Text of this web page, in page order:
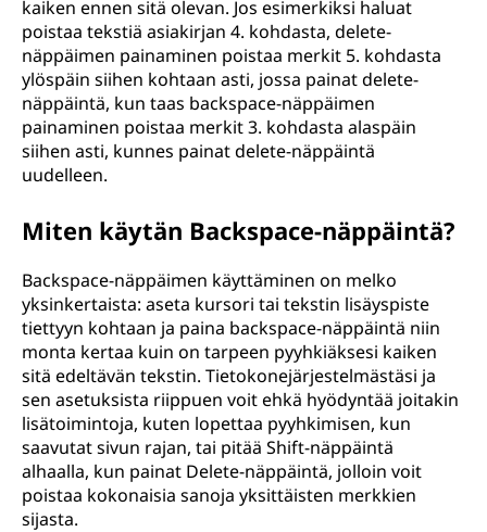
kaiken ennen sitä olevan. Jos esimerkiksi haluat
poistaa tekstiä asiakirjan 4. kohdasta, delete-
näppäimen painaminen poistaa merkit 5. kohdasta
ylöspäin siihen kohtaan asti, jossa painat delete-
näppäintä, kun taas backspace-näppäimen
painaminen poistaa merkit 3. kohdasta alaspäin
siihen asti, kunnes painat delete-näppäintä
uudelleen.
Miten käytän Backspace-näppäintä?
Backspace-näppäimen käyttäminen on melko
yksinkertaista: aseta kursori tai tekstin lisäyspiste
tiettyyn kohtaan ja paina backspace-näppäintä niin
monta kertaa kuin on tarpeen pyyhkiäksesi kaiken
sitä edeltävän tekstin. Tietokonejärjestelmästäsi ja
sen asetuksista riippuen voit ehkä hyödyntää joitakin
lisätoimintoja, kuten lopettaa pyyhkimisen, kun
saavutat sivun rajan, tai pitää Shift-näppäintä
alhaalla, kun painat Delete-näppäintä, jolloin voit
poistaa kokonaisia sanoja yksittäisten merkkien
sijasta.